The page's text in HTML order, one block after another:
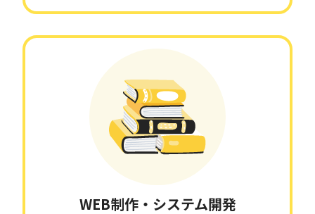
WEB制作・システム開発